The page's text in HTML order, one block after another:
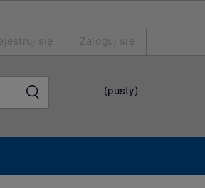
się Zaloguj się
(pusty)